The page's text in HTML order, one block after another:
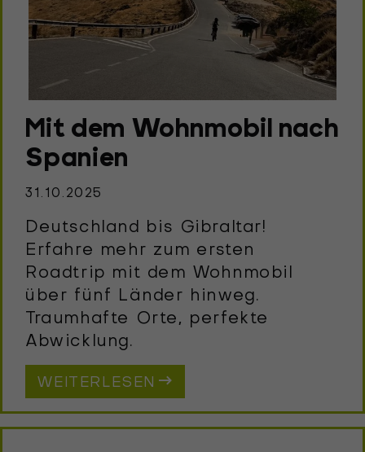
Mit dem Wohnmobil nach
Spanien
31.10.2025
Deutschland bis Gibraltar!
Erfahre mehr zum ersten
Roadtrip mit dem Wohnmobil
über fünf Länder hinweg.
Traumhafte Orte, perfekte
Abwicklung.
WEITERLESEN